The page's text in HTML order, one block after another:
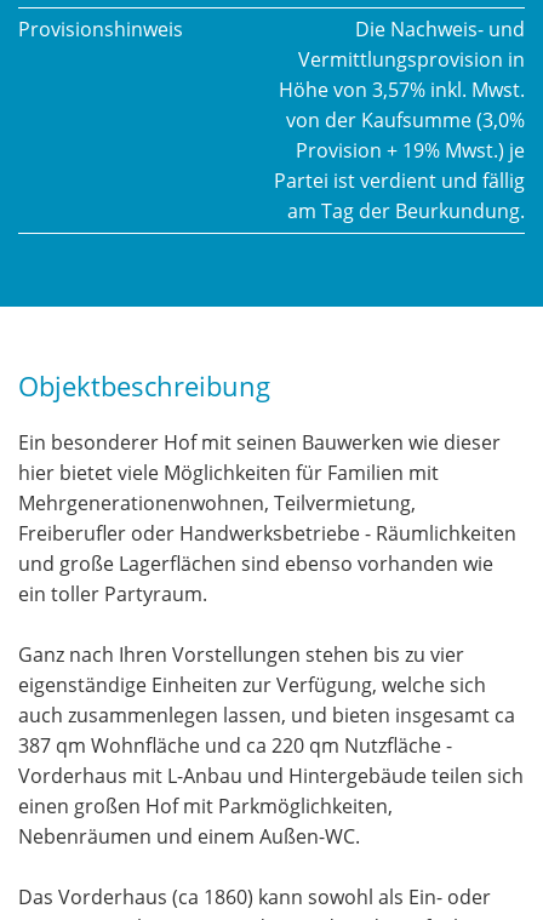
Provisionshinweis
Die Nachweis- und
Vermittlungsprovision in
Höhe von 3,57% inkl. Mwst.
von der Kaufsumme (3,0%
Provision + 19% Mwst.) je
Partei ist verdient und fällig
am Tag der Beurkundung.
Objektbeschreibung
Ein besonderer Hof mit seinen Bauwerken wie dieser
hier bietet viele Möglichkeiten für Familien mit
Mehrgenerationenwohnen, Teilvermietung,
Freiberufler oder Handwerksbetriebe - Räumlichkeiten
und große Lagerflächen sind ebenso vorhanden wie
ein toller Partyraum.
Ganz nach Ihren Vorstellungen stehen bis zu vier
eigenständige Einheiten zur Verfügung, welche sich
auch zusammenlegen lassen, und bieten insgesamt ca
387 qm Wohnfläche und ca 220 qm Nutzfläche -
Vorderhaus mit L-Anbau und Hintergebäude teilen sich
einen großen Hof mit Parkmöglichkeiten,
Nebenräumen und einem Außen-WC.
Das Vorderhaus (ca 1860) kann sowohl als Ein- oder